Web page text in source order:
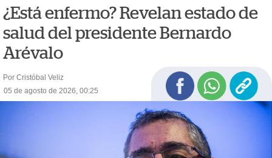
¿Está enfermo? Revelan estado de
salud del presidente Bernardo
Arévalo
Por Cristóbal Veliz
05 de agosto de 2026, 00:25